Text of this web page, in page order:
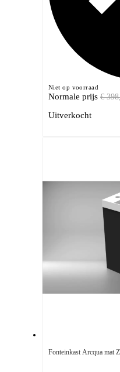
Niet op voorraad
Normale prijs €
Uitverkocht
Fonteinkast Arcqua mat